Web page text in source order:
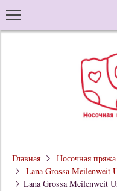
Главная Носочная пряжа
Lana Grossa Meilenweit
Lana Grossa Meilenweit